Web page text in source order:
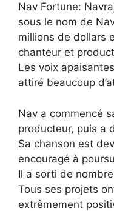
Nav Fortune:
sous le nom de
millions de dollars
chanteur et
Les voix
attiré beaucoup
Nav a commencé
producteur, puis a
Sa chanson est
encouragé à
Il a sorti de
Tous ses projets
extrêmement